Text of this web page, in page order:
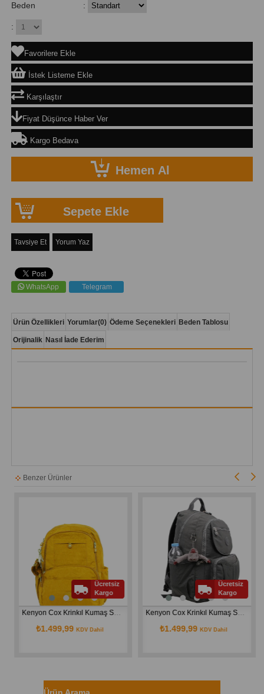
Beden
:
:
Favorilere Ekle
İstek Listeme Ekle
Karşılaştır
Fiyat Düşünce Haber Ver
Kargo Bedava
Tavsiye Et Yorum Yaz
WhatsApp Telegram
Ürün Özellikleri Yorumlar(0) Ödeme Seçenekleri Beden Tablosu
Orijinalik Nasıl İade Ederim
Benzer Ürünler
Kenyon Cox Krinkıl Kumaş Su Geçirmez  Sırt Çantası 8826
₺1.499,99 KDV Dahil
Ücretsiz
Kargo
Kenyon Cox Krinkıl Kumaş Su Geçirmez  Sırt Çantası 8860
₺1.499,99 KDV Dahil
Ücretsiz
Kargo